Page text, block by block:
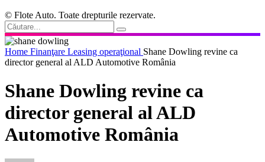
© Flote Auto. Toate drepturile rezervate.
Home Finanţare Leasing operaţional Shane Dowling revine ca
director general al ALD Automotive România
Shane Dowling revine ca
director general al ALD
Automotive România